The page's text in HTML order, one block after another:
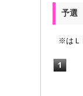
予選
※はＬ